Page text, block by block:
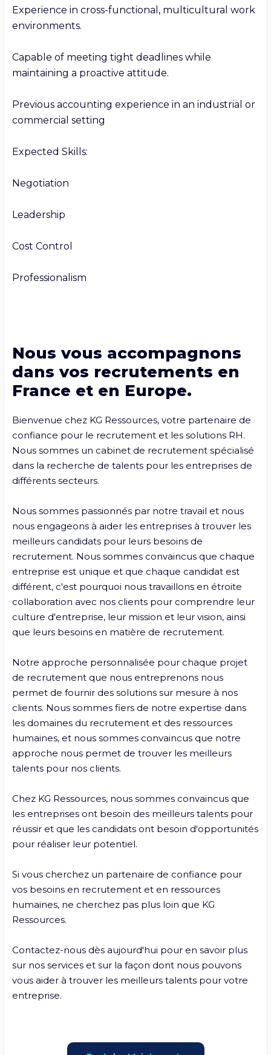
Experience in cross-functional, multicultural work
environments.
Capable of meeting tight deadlines while
maintaining a proactive attitude.
Previous accounting experience in an industrial or
commercial setting
Expected Skills:
Negotiation
Leadership
Cost Control
Professionalism
Nous vous accompagnons
dans vos recrutements en
France et en Europe.
Bienvenue chez KG Ressources, votre partenaire de
confiance pour le recrutement et les solutions RH.
Nous sommes un cabinet de recrutement spécialisé
dans la recherche de talents pour les entreprises de
différents secteurs.
Nous sommes passionnés par notre travail et nous
nous engageons à aider les entreprises à trouver les
meilleurs candidats pour leurs besoins de
recrutement. Nous sommes convaincus que chaque
entreprise est unique et que chaque candidat est
différent, c'est pourquoi nous travaillons en étroite
collaboration avec nos clients pour comprendre leur
culture d'entreprise, leur mission et leur vision, ainsi
que leurs besoins en matière de recrutement.
Notre approche personnalisée pour chaque projet
de recrutement que nous entreprenons nous
permet de fournir des solutions sur mesure à nos
clients. Nous sommes fiers de notre expertise dans
les domaines du recrutement et des ressources
humaines, et nous sommes convaincus que notre
approche nous permet de trouver les meilleurs
talents pour nos clients.
Chez KG Ressources, nous sommes convaincus que
les entreprises ont besoin des meilleurs talents pour
réussir et que les candidats ont besoin d'opportunités
pour réaliser leur potentiel.
Si vous cherchez un partenaire de confiance pour
vos besoins en recrutement et en ressources
humaines, ne cherchez pas plus loin que KG
Ressources.
Contactez-nous dès aujourd'hui pour en savoir plus
sur nos services et sur la façon dont nous pouvons
vous aider à trouver les meilleurs talents pour votre
entreprise.